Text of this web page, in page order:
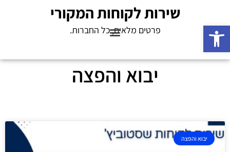
פתח סרגל נגישות
שירות לקוחות המקורי
פרטים מלאים, כל החברות.
יבוא והפצה
יבוא והפצה